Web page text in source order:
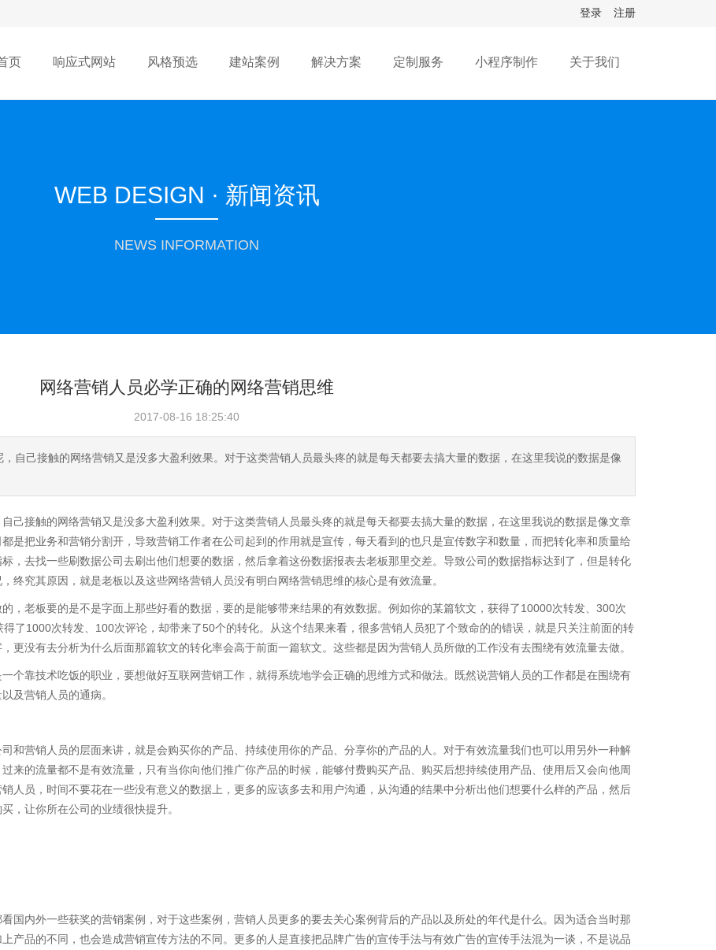
登录 注册
页 响应式网站 风格预选 建站案例 解决方案 定制服务 小程序制作 关于我们
WEB DESIGN · 新闻资讯
NEWS INFORMATION
网络营销人员必学正确的网络营销思维
2017-08-16 18:25:40
自己接触的网络营销又是没多大盈利效果。对于这类营销人员最头疼的就是每天都要去搞大量的数据，在这里我说的数据是像
己接触的网络营销又是没多大盈利效果。对于这类营销人员最头疼的就是每天都要去搞大量的数据，在这里我说的数据是像文章
是把业务和营销分割开，导致营销工作者在公司起到的作用就是宣传，每天看到的也只是宣传数字和数量，而把转化率和质量给
，去找一些刷数据公司去刷出他们想要的数据，然后拿着这份数据报表去老板那里交差。导致公司的数据指标达到了，但是转化
终究其原因，就是老板以及这些网络营销人员没有明白网络营销思维的核心是有效流量。
，老板要的是不是字面上那些好看的数据，要的是能够带来结果的有效数据。例如你的某篇软文，获得了10000次转发、300次
了1000次转发、100次评论，却带来了50个的转化。从这个结果来看，很多营销人员犯了个致命的的错误，就是只关注前面的转
更没有去分析为什么后面那篇软文的转化率会高于前面一篇软文。这些都是因为营销人员所做的工作没有去围绕有效流量去做。
个靠技术吃饭的职业，要想做好互联网营销工作，就得系统地学会正确的思维方式和做法。既然说营销人员的工作都是在围绕有
及营销人员的通病。
和营销人员的层面来讲，就是会购买你的产品、持续使用你的产品、分享你的产品的人。对于有效流量我们也可以用另外一种解
来的流量都不是有效流量，只有当你向他们推广你产品的时候，能够付费购买产品、购买后想持续使用产品、使用后又会向他周
人员，时间不要花在一些没有意义的数据上，更多的应该多去和用户沟通，从沟通的结果中分析出他们想要什么样的产品，然后
，让你所在公司的业绩很快提升。
国内外一些获奖的营销案例，对于这些案例，营销人员更多的要去关心案例背后的产品以及所处的年代是什么。因为适合当时那
产品的不同，也会造成营销宣传方法的不同。更多的人是直接把品牌广告的宣传手法与有效广告的宣传手法混为一谈，不是说品